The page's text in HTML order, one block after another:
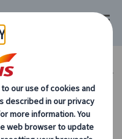
リン (2)
ベル